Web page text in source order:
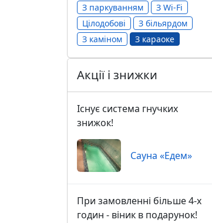
З паркуванням
З Wi-Fi
Цілодобові
З більярдом
З каміном
З караоке
Акції і знижки
Існує система гнучких
знижок!
Сауна «Eдем»
При замовленні більше 4-х
годин - віник в подарунок!